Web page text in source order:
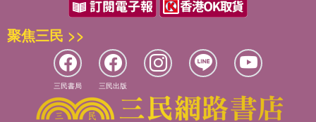
聚焦三民 >>
三民書局 三民出版